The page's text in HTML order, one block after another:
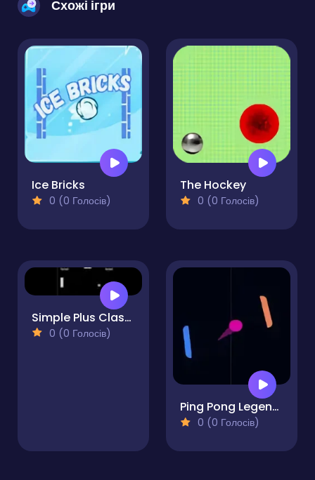
Схожі ігри
Ice Bricks
0 (0 Голосів)
The Hockey
0 (0 Голосів)
Simple Plus Classic Pong
0 (0 Голосів)
Ping Pong Legends
0 (0 Голосів)